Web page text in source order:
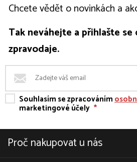
Chcete vědět o novinkách a
Tak neváhejte a přihlašte se
zpravodaje.
Souhlasím se zpracováním
marketingové účely *
Proč nakupovat u nás